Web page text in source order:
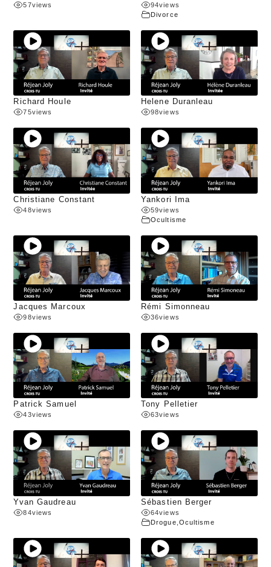
57views 94views
Divorce
Richard Houle
75views
Helene Duranleau
98views
Christiane Constant
48views
Yankori Ima
59views
Ocultisme
Jacques Marcoux
98views
Rémi Simonneau
36views
Patrick Samuel
43views
Tony Pelletier
63views
Yvan Gaudreau
84views
Sébastien Berger
64views
Drogue Ocultisme